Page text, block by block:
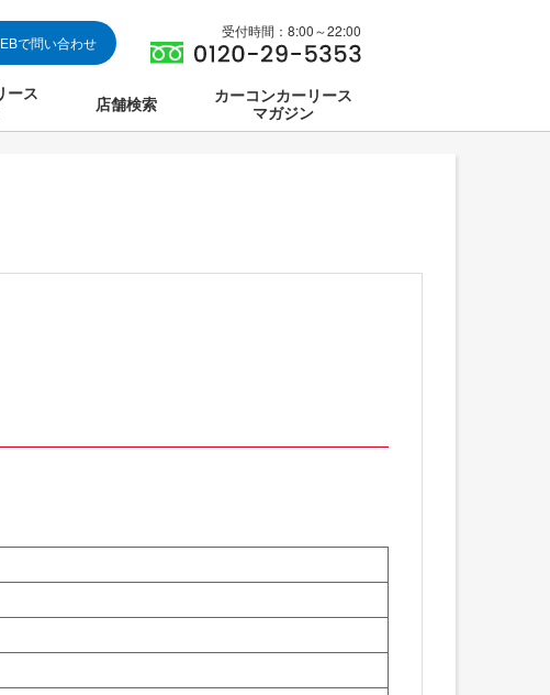
で問い合わせ
受付時間：8:00～22:00
ース
店舗検索
カーコンカーリース
マガジン